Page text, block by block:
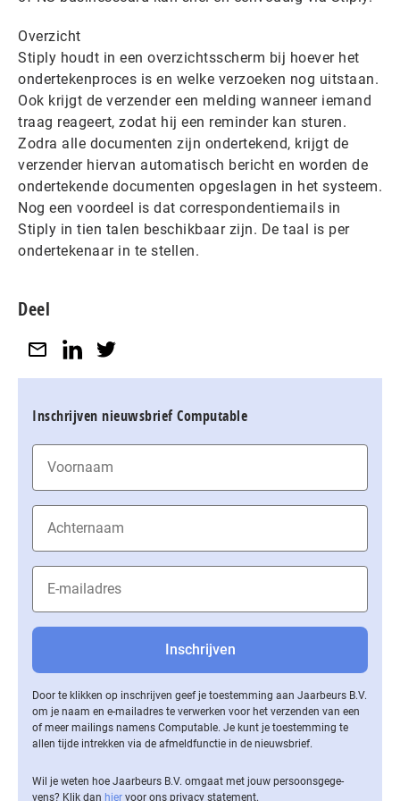
Overzicht
Stiply houdt in een overzichtsscherm bij hoever het
ondertekenproces is en welke verzoeken nog uitstaan.
Ook krijgt de verzender een melding wanneer iemand
traag reageert, zodat hij een reminder kan sturen.
Zodra alle documenten zijn ondertekend, krijgt de
verzender hiervan automatisch bericht en worden de
ondertekende documenten opgeslagen in het systeem.
Nog een voordeel is dat correspondentiemails in
Stiply in tien talen beschikbaar zijn. De taal is per
ondertekenaar in te stellen.
Deel
Inschrijven nieuwsbrief Computable
Door te klikken op inschrijven geef je toestemming aan Jaarbeurs B.V.
om je naam en e-mailadres te verwerken voor het verzenden van een
of meer mailings namens Computable. Je kunt je toestemming te
allen tijde intrekken via de af­meld­func­tie in de nieuwsbrief.
Wil je weten hoe Jaarbeurs B.V. omgaat met jouw per­soons­ge­ge­
vens? Klik dan hier voor ons privacy statement.